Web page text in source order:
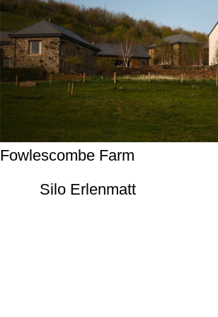
Fowlescombe Farm
Silo Erlenmatt